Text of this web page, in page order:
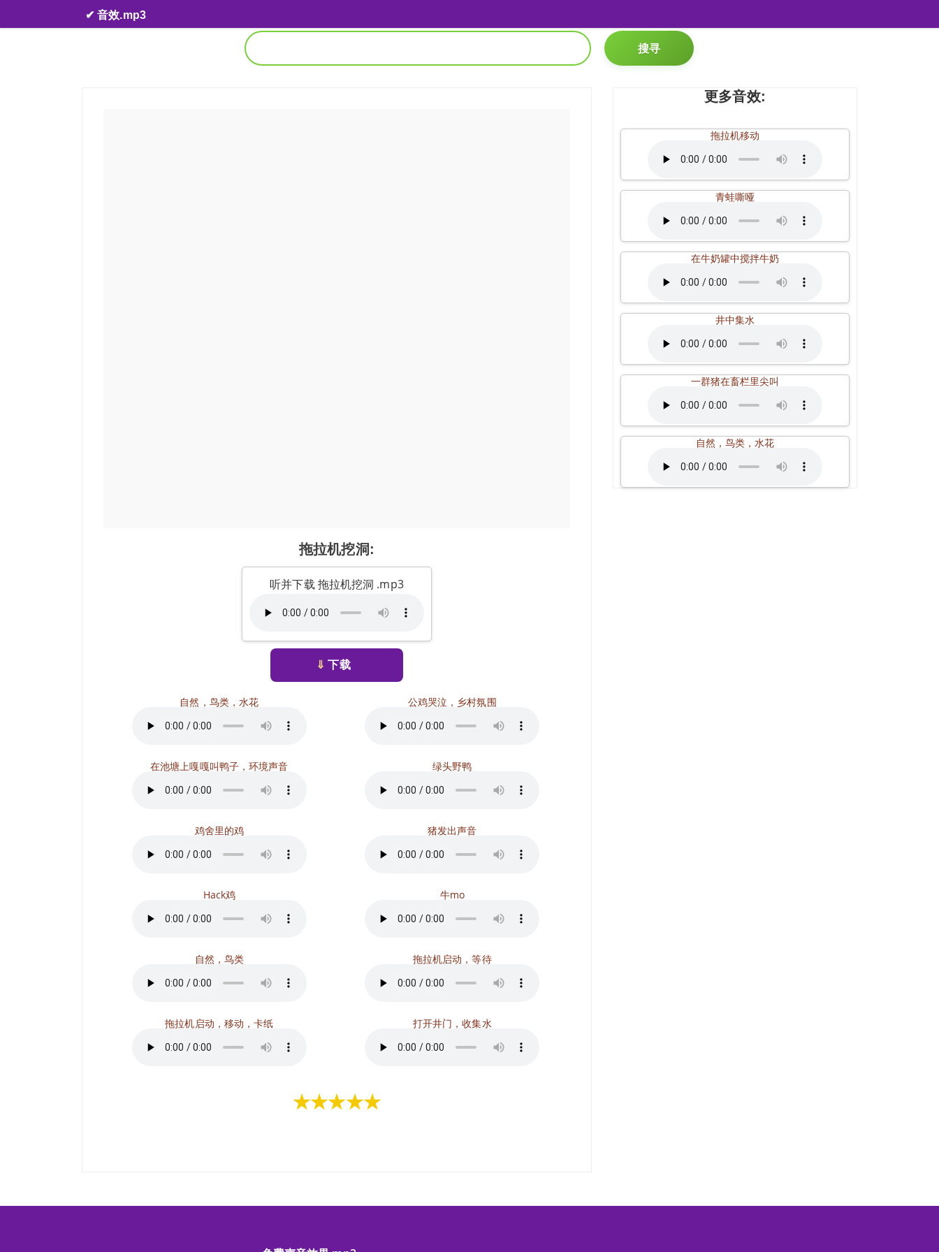
✔ 音效.mp3
搜寻
拖拉机挖洞:
听并下载 拖拉机挖洞 .mp3
⇓ 下载
自然，鸟类，水花
在池塘上嘎嘎叫鸭子，环境声音
鸡舍里的鸡
Hack鸡
自然，鸟类
拖拉机启动，移动，卡纸
公鸡哭泣，乡村氛围
绿头野鸭
猪发出声音
牛mo
拖拉机启动，等待
打开井门，收集水
★★★★★
更多音效:
拖拉机移动
青蛙嘶哑
在牛奶罐中搅拌牛奶
井中集水
一群猪在畜栏里尖叫
自然，鸟类，水花